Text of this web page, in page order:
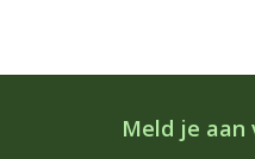
Meld je aan